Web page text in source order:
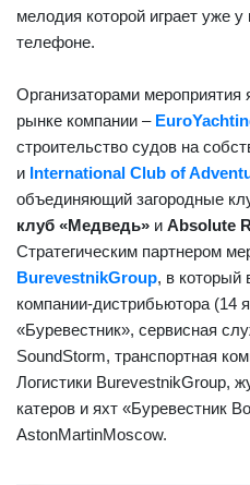
мелодия которой играет уже у
телефоне.
Организаторами мероприятия
рынке компании – EuroY
строительство судов на
и International Club of
объединяющий загородные
клуб «Медведь» и Absolute
Стратегическим партнером
BurevestnikGroup, в который
компании-дистрибьютора (14
«Буревестник», сервисная
SoundStorm, транспортная
Логистики BurevestnikGroup,
катеров и яхт «Буревестник
AstonMartinMoscow.